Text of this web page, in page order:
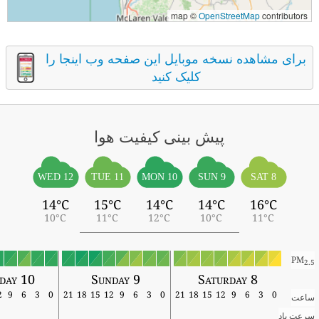
map ©OpenStreetMapcontributors
برای مشاهده نسخه موبایل این صفحه وب اینجا را
کلیک کنید
پیش بینی کیفیت هوا
SAT 8
16°C
11°C
SUN 9
14°C
10°C
MON 10
14°C
12°C
TUE 11
15°C
11°C
WED 12
14°C
10°C
PM2.5
Saturday 8
Sunday 9
10
ساعت 0
3
6
9
12
15
18
21
0
3
6
9
12
15
18
21
0
3
6
9
سرعت باد